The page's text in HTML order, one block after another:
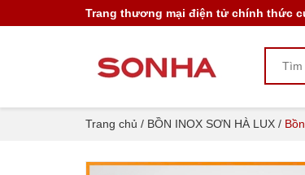
Trang thương mại điện tử chính thức
Trang chủ / BỒN INOX SƠN HÀ LUX /
Bồn Inox Sơn Hà LUX đứng